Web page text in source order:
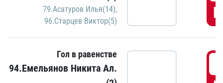
79.Асатуров Илья(14),
96.Старцев Виктор(5)
Гол в равенстве
94.Емельянов Никита Ал.